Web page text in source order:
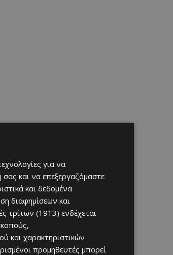
για να
και να επεξεργαζόμαστε
και δεδομένα
διαφημίσεων και
τρίτων (1913) ενδέχεται
και χαρακτηριστικών
προμηθευτές μπορεί